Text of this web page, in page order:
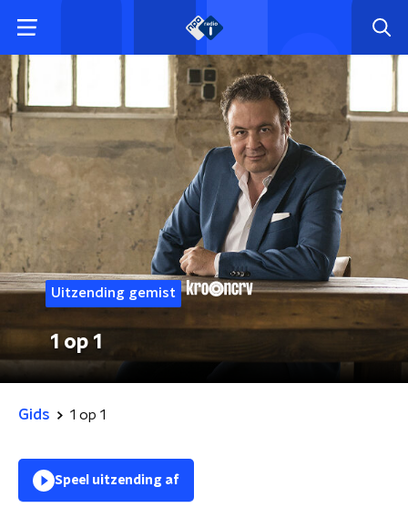
Uitzending gemist
1 op 1
Gids 1 op 1
Speel uitzending af